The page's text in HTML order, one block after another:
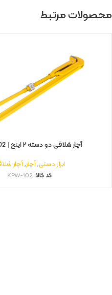
محصولات مرتبط
آچار شلاقی دو دسته ۲ اینچ | KPW-102
ابزار دستی,آچار,آچار
کد کالا: KPW-102